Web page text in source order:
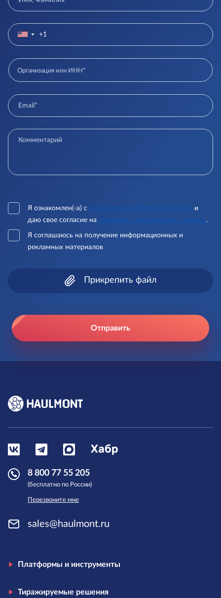
▼
Я ознакомлен(-а) с Политики конфиденциальности и
даю свое согласие на обработку персональных данных.
Я соглашаюсь на получение информационных и
рекламных материалов
Прикрепить файл
Отправить
8 800 77 55 205
(бесплатно по России)
Перезвоните мне
sales@haulmont.ru
Платформы и инструменты
Тиражируемые решения